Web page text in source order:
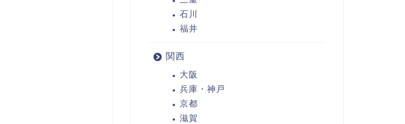
石川
福井
関西
大阪
兵庫・神戸
京都
滋賀